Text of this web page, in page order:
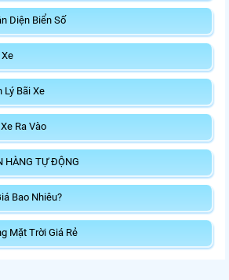
Diện Biển Số
Lý Bãi Xe
Ra Vào
HÀNG TỰ ĐỘNG
Bao Nhiêu?
Mặt Trời Giá Rẻ